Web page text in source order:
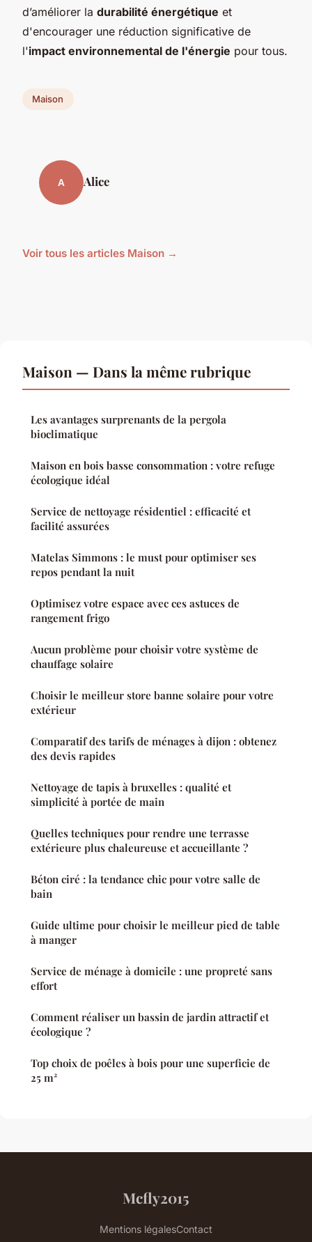
d’améliorer la durabilité énergétique et
d'encourager une réduction significative de
l'impact environnemental de l'énergie pour tous.
Maison
A Alice
Voir tous les articles Maison →
Maison — Dans la même rubrique
Les avantages surprenants de la pergola
bioclimatique
Maison en bois basse consommation : votre refuge
écologique idéal
Service de nettoyage résidentiel : efficacité et
facilité assurées
Matelas Simmons : le must pour optimiser ses
repos pendant la nuit
Optimisez votre espace avec ces astuces de
rangement frigo
Aucun problème pour choisir votre système de
chauffage solaire
Choisir le meilleur store banne solaire pour votre
extérieur
Comparatif des tarifs de ménages à dijon : obtenez
des devis rapides
Nettoyage de tapis à bruxelles : qualité et
simplicité à portée de main
Quelles techniques pour rendre une terrasse
extérieure plus chaleureuse et accueillante ?
Béton ciré : la tendance chic pour votre salle de
bain
Guide ultime pour choisir le meilleur pied de table
à manger
Service de ménage à domicile : une propreté sans
effort
Comment réaliser un bassin de jardin attractif et
écologique ?
Top choix de poêles à bois pour une superficie de
25 m²
Mcfly2015
Mentions légalesContact